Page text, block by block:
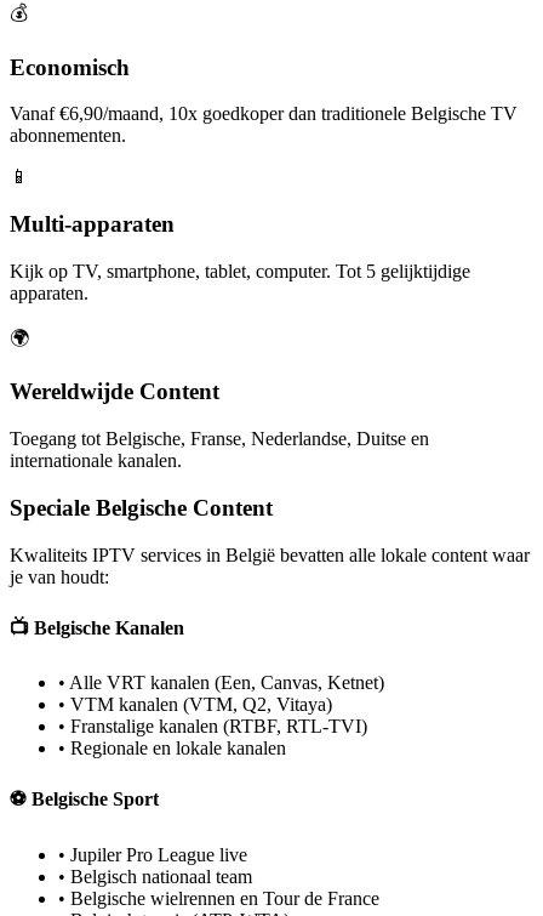
💰
Economisch
Vanaf €6,90/maand, 10x goedkoper dan traditionele Belgische TV
abonnementen.
📱
Multi-apparaten
Kijk op TV, smartphone, tablet, computer. Tot 5 gelijktijdige
apparaten.
🌍
Wereldwijde Content
Toegang tot Belgische, Franse, Nederlandse, Duitse en
internationale kanalen.
Speciale Belgische Content
Kwaliteits IPTV services in België bevatten alle lokale content waar
je van houdt:
📺 Belgische Kanalen
• Alle VRT kanalen (Een, Canvas, Ketnet)
• VTM kanalen (VTM, Q2, Vitaya)
• Franstalige kanalen (RTBF, RTL-TVI)
• Regionale en lokale kanalen
⚽ Belgische Sport
• Jupiler Pro League live
• Belgisch nationaal team
• Belgische wielrennen en Tour de France